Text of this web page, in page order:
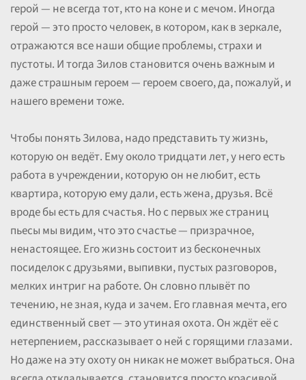
герой — не всегда тот, кто на коне и с мечом. Иногда
герой — это просто человек, в котором, как в зеркале,
отражаются все наши общие проблемы, страхи и
пустоты. И тогда Зилов становится очень важным и
даже страшным героем — героем своего, да, пожалуй, и
нашего времени тоже.
Чтобы понять Зилова, надо представить ту жизнь,
которую он ведёт. Ему около тридцати лет, у него есть
работа в учреждении, которую он не любит, есть
квартира, которую ему дали, есть жена, друзья. Всё
вроде бы есть для счастья. Но с первых же страниц
пьесы мы видим, что это счастье — призрачное,
ненастоящее. Его жизнь состоит из бесконечных
посиделок с друзьями, выпивки, пустых разговоров,
мелких интриг на работе. Он словно плывёт по
течению, не зная, куда и зачем. Его главная мечта, его
единственный свет — это утиная охота. Он ждёт её с
нетерпением, рассказывает о ней с горящими глазами.
Но даже на эту охоту он никак не может выбраться. Она